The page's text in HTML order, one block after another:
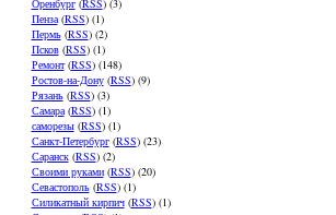
Пенза(RSS) (1)
Пермь(RSS) (2)
Псков(RSS) (1)
Ремонт(RSS) (148)
Ростов-на-Дону(RSS) (9)
Рязань(RSS) (3)
Самара(RSS) (1)
саморезы(RSS) (1)
Санкт-Петербург(RSS) (23)
Саранск(RSS) (2)
Своими руками(RSS) (20)
Севастополь(RSS) (1)
Силикатный кирпич(RSS) (1)